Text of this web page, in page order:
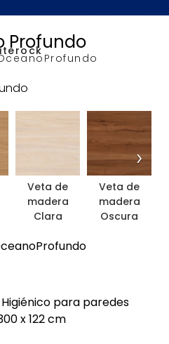
Profundo
Veta de
madera
Clara
Veta de
madera
Oscura
›
para paredes
x 122 cm